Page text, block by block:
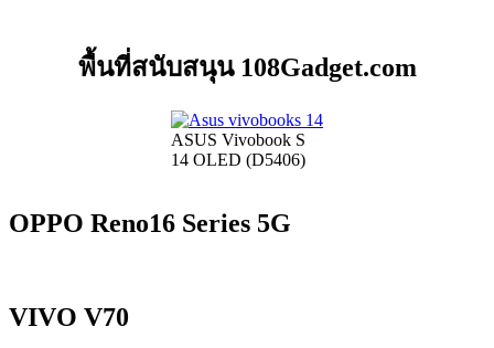
พื้นที่สนับสนุน 108Gadget.com
ASUS Vivobook S
14 OLED (D5406)
OPPO Reno16 Series 5G
VIVO V70